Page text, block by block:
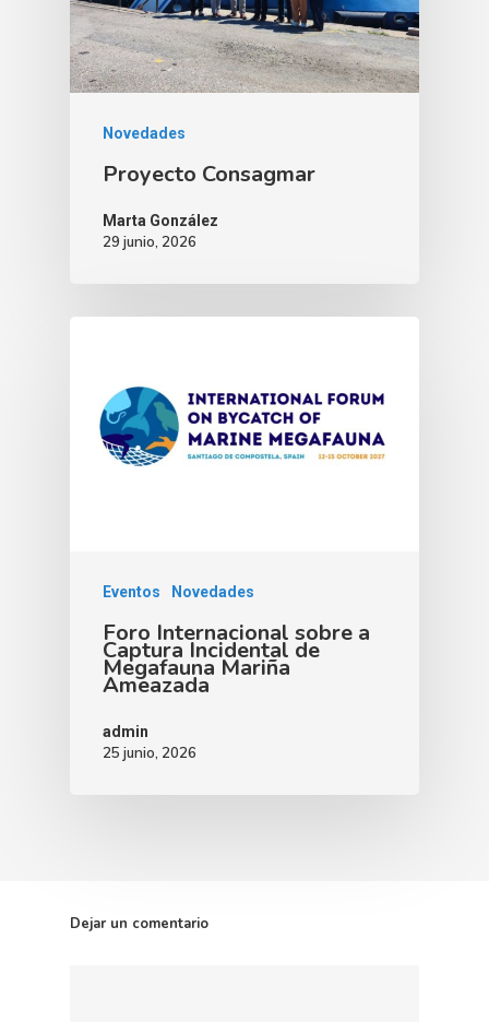
Novedades
Proyecto Consagmar
Marta González
29 junio, 2026
Eventos Novedades
Foro Internacional sobre a
Captura Incidental de
Megafauna Mariña
Ameazada
admin
25 junio, 2026
Dejar un comentario